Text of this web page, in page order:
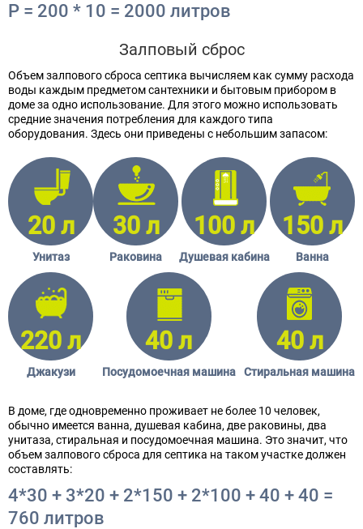
P = 200 * 10 = 2000 литров
Залповый сброс
Объем залпового сброса септика вычисляем как сумму расхода
воды каждым предметом сантехники и бытовым прибором в
доме за одно использование. Для этого можно использовать
средние значения потребления для каждого типа
оборудования. Здесь они приведены с небольшим запасом:
20 л
Унитаз
30 л
Раковина
100 л
Душевая кабина
150 л
Ванна
220 л
Джакузи
40 л
Посудомоечная машина
40 л
Стиральная машина
В доме, где одновременно проживает не более 10 человек,
обычно имеется ванна, душевая кабина, две раковины, два
унитаза, стиральная и посудомоечная машина. Это значит, что
объем залпового сброса для септика на таком участке должен
составлять:
4*30 + 3*20 + 2*150 + 2*100 + 40 + 40 =
760 литров